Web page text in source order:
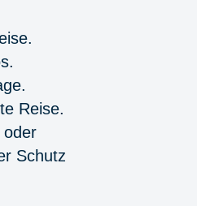
Reise.
oder
Schutz